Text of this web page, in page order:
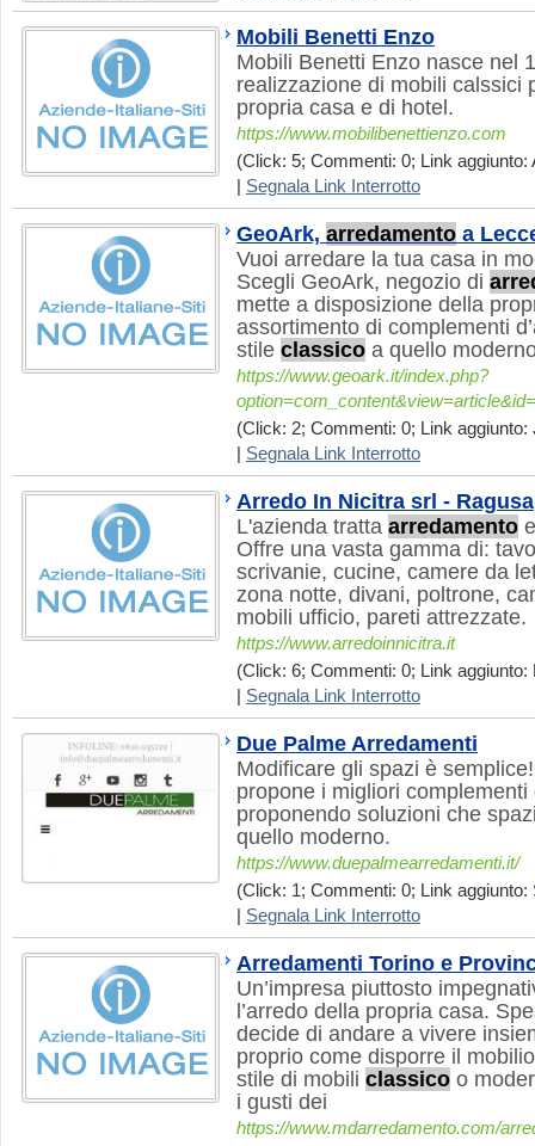
Mobili Benetti Enzo
Mobili Benetti Enzo nasce nel
realizzazione di mobili calssici
propria casa e di hotel.
https://www.mobilibenettienzo.com
(Click: 5; Commenti: 0; Link aggiunto:
Segnala Link Interrotto
GeoArk, arredamento a
Vuoi arredare la tua casa in
Scegli GeoArk, negozio di
mette a disposizione della
assortimento di complementi
stile classico a quello
https://www.geoark.it/index.php?
(Click: 2; Commenti: 0; Link aggiunto:
Segnala Link Interrotto
Arredo In Nicitra srl - Ragusa
L'azienda tratta arredamento
Offre una vasta gamma di:
scrivanie, cucine, camere da
zona notte, divani, poltrone,
mobili ufficio, pareti attrezzate.
https://www.arredoinnicitra.it
(Click: 6; Commenti: 0; Link aggiunto:
Segnala Link Interrotto
Due Palme Arredamenti
Modificare gli spazi è
propone i migliori complementi
proponendo soluzioni che
quello moderno.
https://www.duepalmearredamenti.it/
(Click: 1; Commenti: 0; Link aggiunto:
Segnala Link Interrotto
Arredamenti Torino e
Un’impresa piuttosto
l’arredo della propria casa.
decide di andare a vivere
proprio come disporre il
stile di mobili classico o
i gusti dei
https://www.mdarredamento.com/